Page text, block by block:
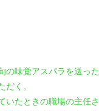
の味覚アスパラを送っ
だく。
たときの職場の主任さ